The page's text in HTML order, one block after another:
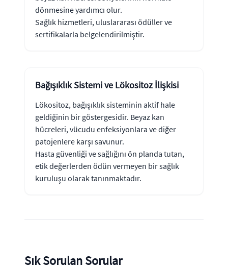
dönmesine yardımcı olur.
Sağlık hizmetleri, uluslararası ödüller ve
sertifikalarla belgelendirilmiştir.
Bağışıklık Sistemi ve Lökositoz İlişkisi
Lökositoz, bağışıklık sisteminin aktif hale
geldiğinin bir göstergesidir. Beyaz kan
hücreleri, vücudu enfeksiyonlara ve diğer
patojenlere karşı savunur.
Hasta güvenliği ve sağlığını ön planda tutan,
etik değerlerden ödün vermeyen bir sağlık
kuruluşu olarak tanınmaktadır.
Sık Sorulan Sorular